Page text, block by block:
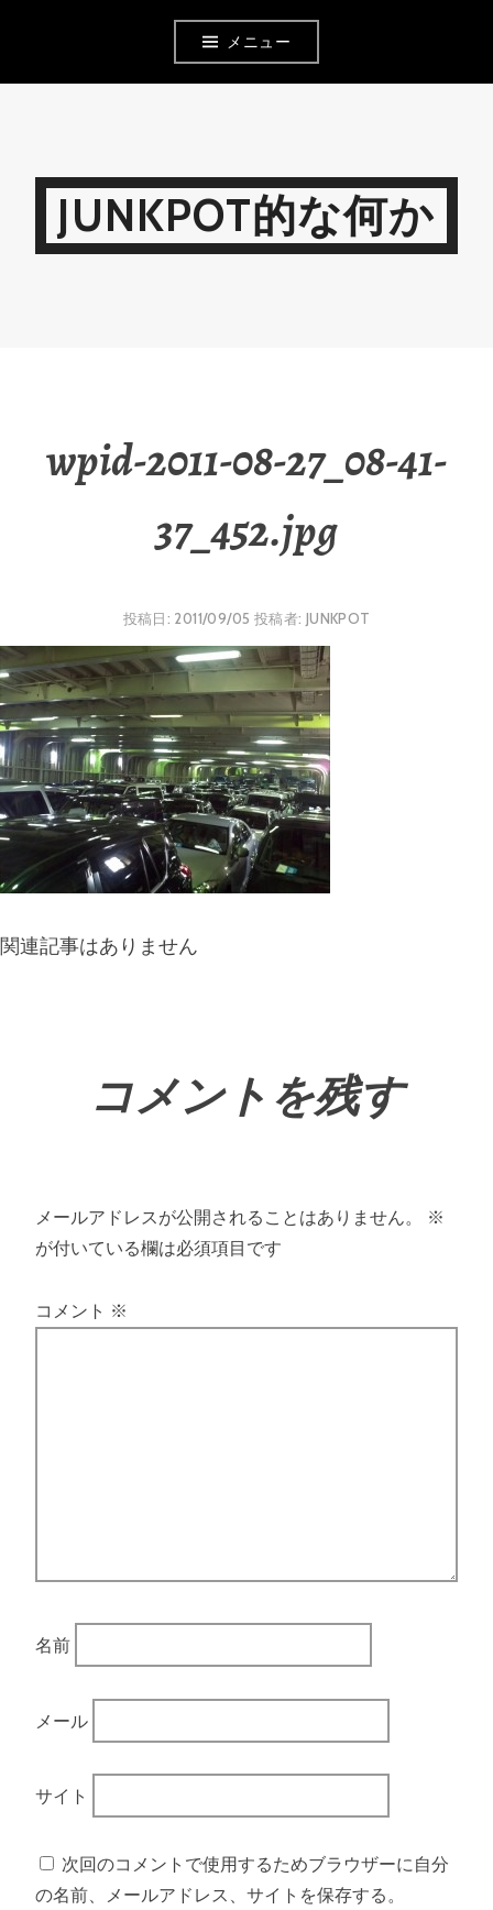
メニュー
JUNKPOT的な何か
wpid-2011-08-27_08-41-
37_452.jpg
投稿日: 2011/09/05 投稿者: JUNKPOT
関連記事はありません
コメントを残す
メールアドレスが公開されることはありません。
※
が付いている欄は必須項目です
コメント ※
名前
メール
サイト
次回のコメントで使用するためブラウザーに自分
の名前、メールアドレス、サイトを保存する。